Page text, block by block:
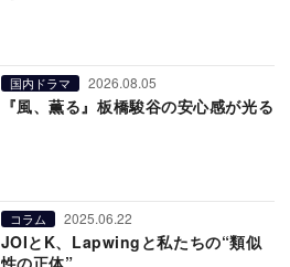
国内ドラマ 2026.08.05
『風、薫る』板橋駿谷の安心感が光る
コラム 2025.06.22
JOIとK、Lapwingと私たちの“類似
性の正体”